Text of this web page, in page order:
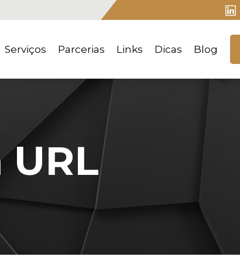
Serviços Parcerias Links Dicas Blog